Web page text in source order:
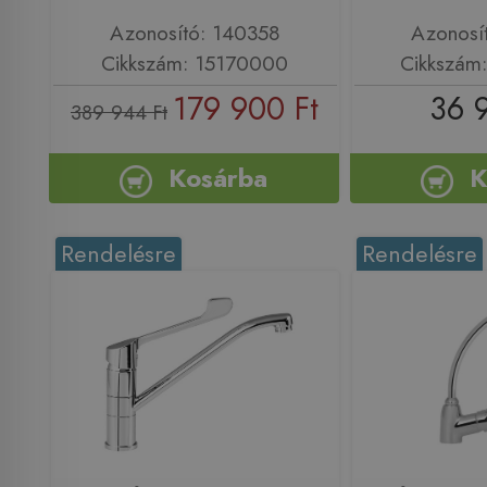
Azonosító: 140358
Cikkszám: 15170000
389 944 Ft 179 900 Ft
Kosárba
36
Rendelésre Rendelésre